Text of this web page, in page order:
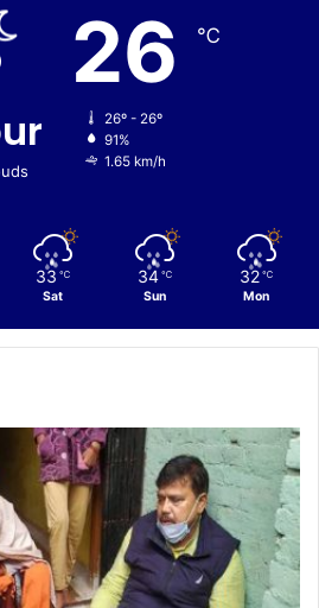
26 ℃
26º - 26º
91%
1.65 km/h
33 ℃
Sat
34 ℃
Sun
32 ℃
Mon